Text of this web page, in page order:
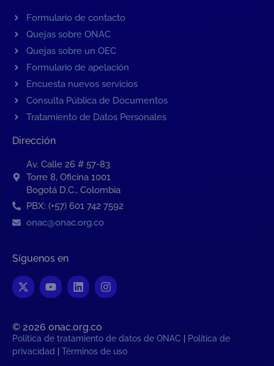
Formulario de contacto
Quejas sobre ONAC
Quejas sobre un OEC
Formulario de apelación
Encuesta nuevos servicios
Consulta Pública de Documentos
Tratamiento de Datos Personales
Dirección
Av. Calle 26 # 57-83
Torre 8, Oficina 1001
Bogotá D.C., Colombia
PBX: (+57) 601 742 7592
onac@onac.org.co
Síguenos en
© 2026 onac.org.co​
Política de tratamiento de datos de ONAC
Política de
privacidad
Términos de uso